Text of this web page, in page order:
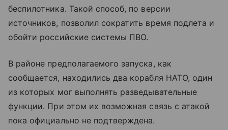
беспилотника. Такой способ, по версии
источников, позволил сократить время подлета и
обойти российские системы ПВО.
В районе предполагаемого запуска, как
сообщается, находились два корабля НАТО, один
из которых мог выполнять разведывательные
функции. При этом их возможная связь с атакой
пока официально не подтверждена.